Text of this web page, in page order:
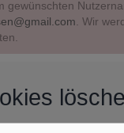
gewünschten
. Wir